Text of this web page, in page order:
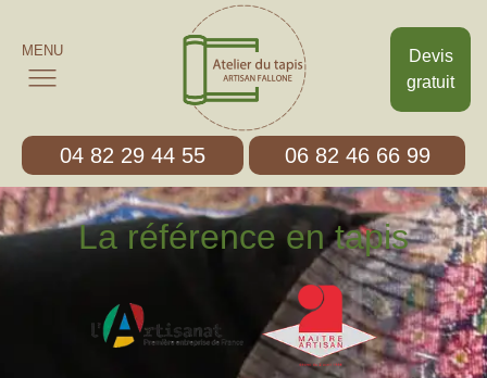
Devis
gratuit
MENU
04 82 29 44 55 06 82 46 66 99
La référence en tapis